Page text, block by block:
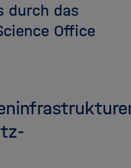
durch das
Office